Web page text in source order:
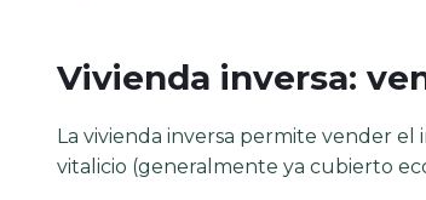
Vivienda inversa:
La vivienda inversa permite vender
vitalicio (generalmente ya cubierto